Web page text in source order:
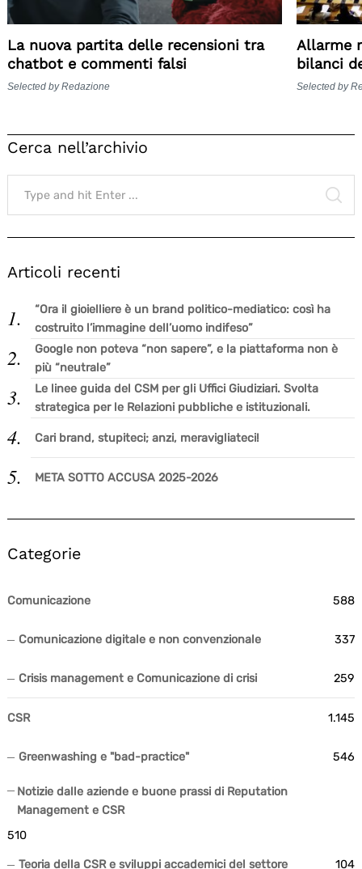
La nuova partita delle recensioni tra
chatbot e commenti falsi
Selected by Redazione
Allarme
bilanci
Selected by
Cerca nell’archivio
Search
for:
Articoli recenti
“Ora il gioielliere è un brand politico-mediatico: così ha
costruito l’immagine dell’uomo indifeso”
Google non poteva “non sapere”, e la piattaforma non è
più “neutrale”
Le linee guida del CSM per gli Uffici Giudiziari. Svolta
strategica per le Relazioni pubbliche e istituzionali.
Cari brand, stupiteci; anzi, meravigliateci!
META SOTTO ACCUSA 2025-2026
Categorie
Comunicazione 588
Comunicazione digitale e non convenzionale 337
Crisis management e Comunicazione di crisi 259
CSR 1.145
Greenwashing e "bad-practice" 546
Notizie dalle aziende e buone prassi di Reputation
Management e CSR
510
Teoria della CSR e sviluppi accademici del settore 104